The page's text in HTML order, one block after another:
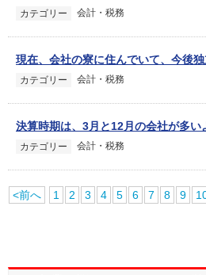
カテゴリー 会計・税務
現在、会社の寮に住んでいて、今後独
カテゴリー 会計・税務
決算時期は、3月と12月の会社が多い
カテゴリー 会計・税務
<前へ 1 2 3 4 5 6 7 8 9